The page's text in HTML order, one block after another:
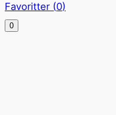
Favoritter (0)
0